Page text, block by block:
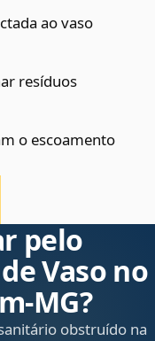
ao vaso
resíduos
o escoamento
pelo
Vaso no
obstruído na